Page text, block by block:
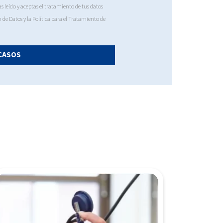
leído y aceptas el tratamiento de tus datos
Datosy la Política para el Tratamiento de